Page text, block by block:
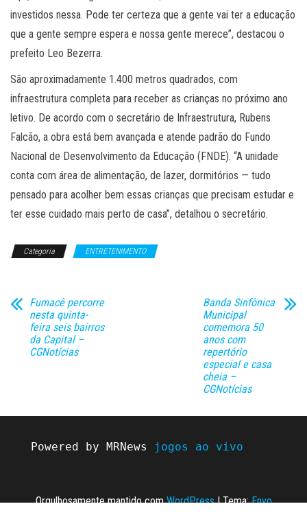
investidos nessa. Pode ter certeza que a gente vai ter a educação
que a gente sempre espera e nossa gente merece”, destacou o
prefeito Leo Bezerra.
São aproximadamente 1.400 metros quadrados, com
infraestrutura completa para receber as crianças no próximo ano
letivo. De acordo com o secretário de Infraestrutura, Rubens
Falcão, a obra está bem avançada e atende padrão do Fundo
Nacional de Desenvolvimento da Educação (FNDE). “A unidade
conta com área de alimentação, de lazer, dormitórios — tudo
pensado para acolher bem essas crianças que precisam estudar e
ter esse cuidado mais perto de casa”, detalhou o secretário.
Categoria ENTRETENIMENTO
Fumacê percorre
nesta quinta-
feira seis bairros
da Capital –
CGNotícias
Banda Sinfônica
Municipal
comemora 50
anos com
repertório
especial e casa
cheia –
CGNotícias
Powered by MRNews jogos ao vivo
Orgulhosamente mantido comWordPress |Tema:Envo